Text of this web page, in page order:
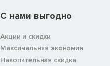
C нами выгодно
Акции и скидки
Максимальная экономия
Накопительная скидка